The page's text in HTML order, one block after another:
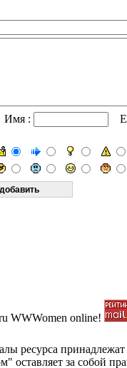
Имя :
ресурса
за собой